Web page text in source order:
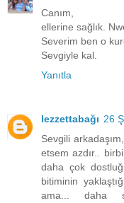
Canım,
ellerine sağlık.
Severim ben o
Sevgiyle kal.
Yanıtla
lezzettabağı 26
Sevgili
etsem azdır..
daha çok
bitiminin
ama... daha